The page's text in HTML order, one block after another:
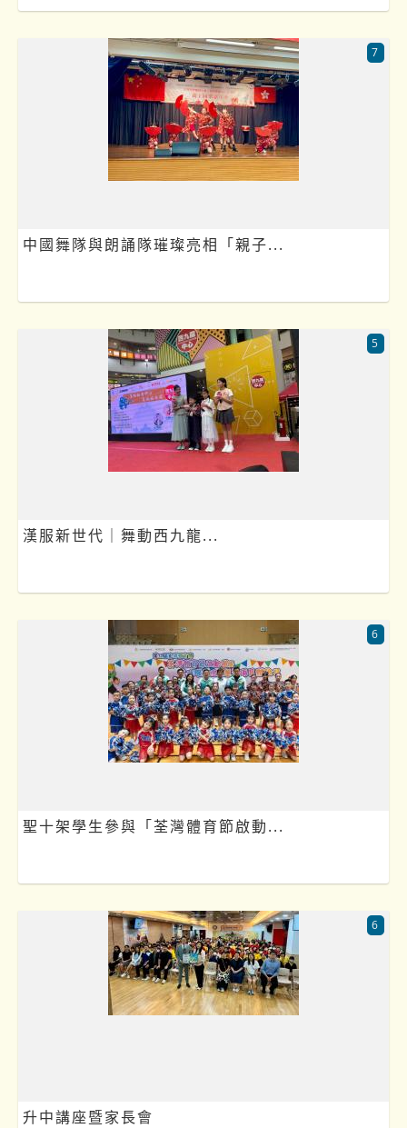
中國舞隊與朗誦隊璀璨亮相「親子...
7
漢服新世代｜舞動西九龍...
5
聖十架學生參與「荃灣體育節啟動...
6
升中講座暨家長會
6